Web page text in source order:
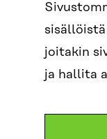
joitakin
ja hallita
160,
00181
How to
BUSINESS